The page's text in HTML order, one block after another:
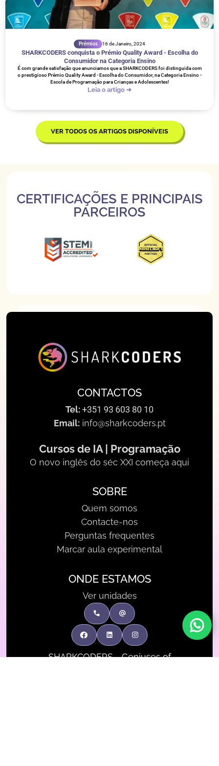
Prémios 16 de Janeiro, 2024
SHARKCODERS conquista o Prémio Quality Award - Escolha do
Consumidor na Categoria Ensino
É com grande satisfação que anunciamos que a SHARKCODERS foi distinguida com
o prestigioso Prémio Quality Award - Escolha do Consumidor, na Categoria Ensino -
Escola de Programação para Crianças e Adolescentes!
Leia o artigo ➜
VER TODOS OS ARTIGOS DISPONÍVEIS
CERTIFICAÇÕES E PRINCIPAIS
PARCEIROS
CONTACTOS
Tel:+351 93 603 80 10
Email:info@sharkcoders.pt
Cursos de IA | Programação
O novo inglês do séc XXI começa aqui
SOBRE
Quem somos
Contacte-nos
Perguntas frequentes
Marcar aula experimental
ONDE ESTAMOS
Ver unidades
SHARKCODERS - Geniuses of